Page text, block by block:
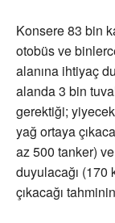
Konsere 83 bin
otobüs ve
alanına ihtiyaç
alanda 3 bin
gerektiği;
yağ ortaya
az 500 tanker)
duyulacağı (170
çıkacağı